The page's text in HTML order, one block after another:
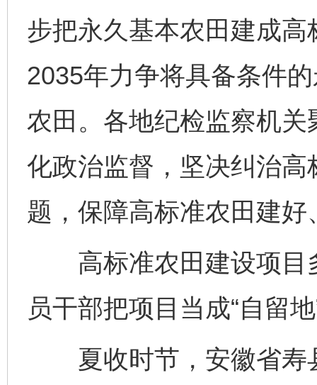
步把永久基本农田建成
2035年力争将具备条件
农田。各地纪检监察机关
化政治监督，坚决纠治
题，保障高标准农田建好
高标准农田建设项目
员干部把项目当成“自留地
夏收时节，安徽省寿